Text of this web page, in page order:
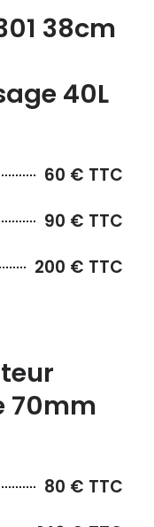
38cm
40L
60 € TTC
90 € TTC
200 € TTC
70mm
80 € TTC